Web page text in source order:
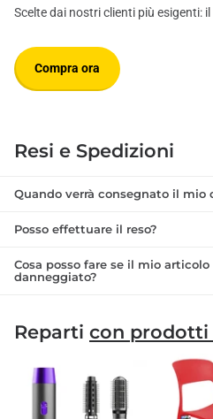
Scelte dai nostri clienti più esigenti:
Compra ora
Resi e Spedizioni
Quando verrà consegnato il mio
Posso effettuare il reso?
Cosa posso fare se il mio
danneggiato?
Reparti con prodotti